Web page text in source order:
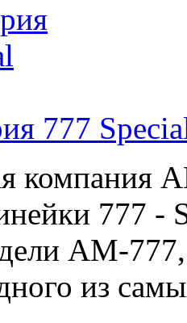
777
компания
777
AM-
из